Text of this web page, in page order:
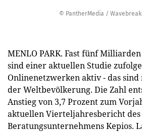
© PantherMedia /
MENLO PARK. Fast fünf
sind einer aktuellen Studie
Onlinenetzwerken aktiv - das sind
der Weltbevölkerung. Die Zahl
Anstieg von 3,7 Prozent zum
aktuellen Vierteljahresbericht
Beratungsunternehmens Kepios.